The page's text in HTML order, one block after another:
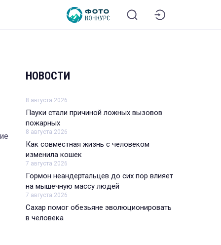
НОВОСТИ
8 августа 2026
Пауки стали причиной ложных вызовов
пожарных
8 августа 2026
Как совместная жизнь с человеком
изменила кошек
7 августа 2026
Гормон неандертальцев до сих пор влияет
на мышечную массу людей
7 августа 2026
Сахар помог обезьяне эволюционировать
в человека